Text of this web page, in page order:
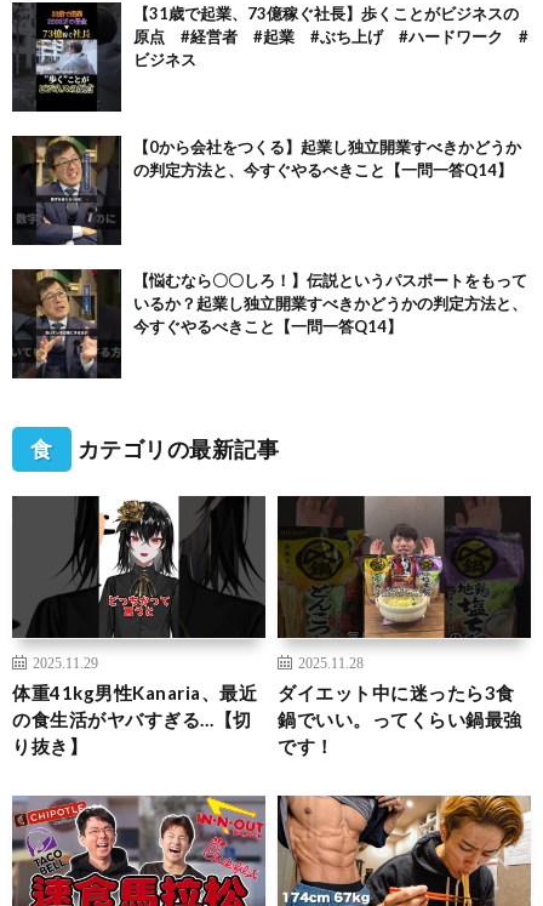
【31歳で起業、73億稼ぐ社長】歩くことがビジネスの
原点 #経営者 #起業 #ぶち上げ #ハードワーク #
ビジネス
【0から会社をつくる】起業し独立開業すべきかどうか
の判定方法と、今すぐやるべきこと【一問一答Q14】
【悩むなら〇〇しろ！】伝説というパスポートをもって
いるか？起業し独立開業すべきかどうかの判定方法と、
今すぐやるべきこと【一問一答Q14】
食 カテゴリの最新記事
2025.11.29
体重41kg男性Kanaria、最近
の食生活がヤバすぎる…【切
り抜き】
2025.11.28
ダイエット中に迷ったら3食
鍋でいい。ってくらい鍋最強
です！